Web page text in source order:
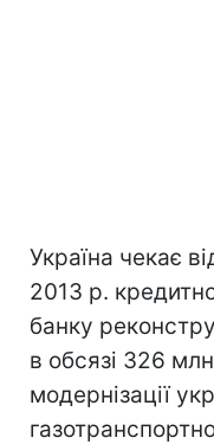
Україна чекає
2013 р.
банку
в обсязі 326
модернізації